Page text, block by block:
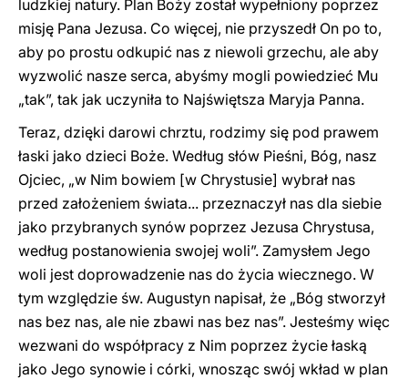
ludzkiej natury. Plan Boży został wypełniony poprzez
misję Pana Jezusa. Co więcej, nie przyszedł On po to,
aby po prostu odkupić nas z niewoli grzechu, ale aby
wyzwolić nasze serca, abyśmy mogli powiedzieć Mu
„tak”, tak jak uczyniła to Najświętsza Maryja Panna.
Teraz, dzięki darowi chrztu, rodzimy się pod prawem
łaski jako dzieci Boże. Według słów Pieśni, Bóg, nasz
Ojciec, „w Nim bowiem [w Chrystusie] wybrał nas
przed założeniem świata... przeznaczył nas dla siebie
jako przybranych synów poprzez Jezusa Chrystusa,
według postanowienia swojej woli”. Zamysłem Jego
woli jest doprowadzenie nas do życia wiecznego. W
tym względzie św. Augustyn napisał, że „Bóg stworzył
nas bez nas, ale nie zbawi nas bez nas”. Jesteśmy więc
wezwani do współpracy z Nim poprzez życie łaską
jako Jego synowie i córki, wnosząc swój wkład w plan